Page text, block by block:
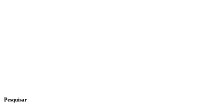
Pesquisar